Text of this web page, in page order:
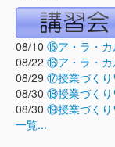
08/10 ⑮ア・ラ・カ
08/22 ⑯ア・ラ・カ
08/29 ⑰授業づくり
08/30 ⑱授業づくり
08/30 ⑲授業づくり
一覧...